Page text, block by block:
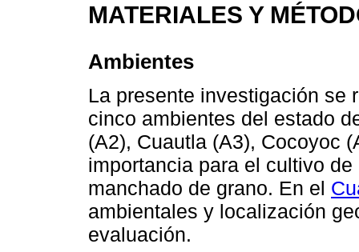
MATERIALES Y
Ambientes
La presente investigación se
cinco ambientes del estado
(A2), Cuautla (A3), Cocoyoc
importancia para el cultivo
manchado de grano. En el
ambientales y localización
evaluación.